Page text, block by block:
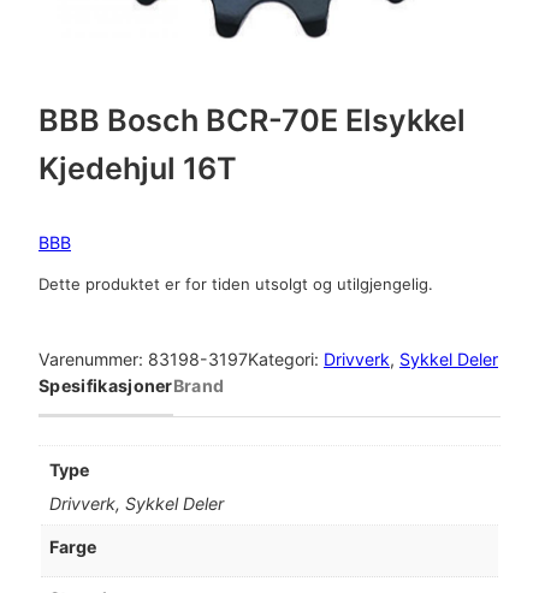
BBB Bosch BCR-70E Elsykkel
Kjedehjul 16T
BBB
Dette produktet er for tiden utsolgt og utilgjengelig.
Varenummer: 83198-3197Kategori: Drivverk, Sykkel Deler
SpesifikasjonerBrand
Type
Drivverk, Sykkel Deler
Farge